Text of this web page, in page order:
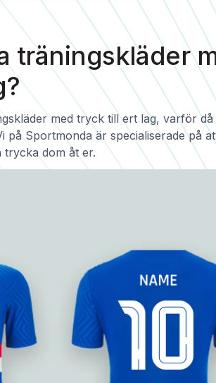
träningskläder
med tryck till ert lag, varför då
på Sportmonda är specialiserade på
trycka dom åt er.